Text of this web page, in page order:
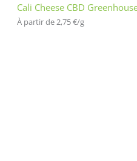
Cali Cheese CBD
À partir de 2,75€/g